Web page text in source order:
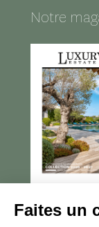
Notre
Nous
Faites un